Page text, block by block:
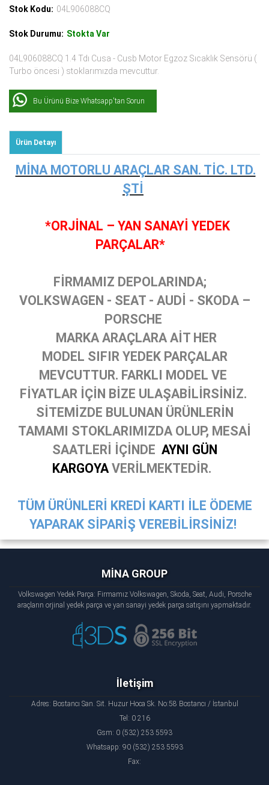
Stok Kodu: 04L906088CQ
Stok Durumu: Stokta Var
04L906088CQ 1.4 Tdı Cusa - Cusb Motor Egzoz Sıcaklık Sensörü (
Turbo öncesi ) stoklarımızda mevcuttur.
Bu Ürünü Bize Whatsapp'tan Sorun
Ürün Detayı
MİNA MOTORLU ARAÇLAR SAN. TİC. LTD.
ŞTİ
*ORJİNAL – YAN SANAYİ YEDEK
PARÇALAR*
FİRMAMIZ DEPOLARINDA;
VOLKSWAGEN - SEAT - AUDİ - SKODA –
PORSCHE
MARKA ARAÇLARA AİT HER
MODEL SIFIR YEDEK PARÇALAR
MEVCUTTUR. FARKLI MODEL VE
FİYATLAR İÇİN BİZE ULAŞABİLİRSİNİZ.
SİTEMİZDE BULUNAN ÜRÜNLERİN
TAMAMI STOKLARIMIZDA OLUP, MESAİ
SAATLERİ İÇİNDE AYNI GÜN
KARGOYA VERİLMEKTEDİR.
TÜM ÜRÜNLERİ KREDİ KARTI İLE ÖDEME
YAPARAK SİPARİŞ VEREBİLİRSİNİZ!
MİNA GROUP
Volkswagen Yedek Parça: Firmamız Volkswagen, Skoda, Seat, Audi, Porsche
araçların orjinal yedek parça ve yan sanayi yedek parça satışını yapmaktadır.
İletişim
Adres: Bostancı San. Sit. Huzur Hoca Sk. No:58 Bostancı / İstanbul
Tel: 0 216
Gsm: 0 (532) 253 5593
Whatsapp: 90 (532) 253 5593
Fax: